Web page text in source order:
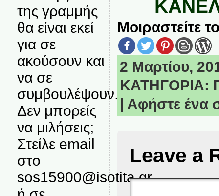
της γραμμής
θα είναι εκεί
για σε
ακούσουν και
να σε
συμβουλέψουν.
Δεν μπορείς
να μιλήσεις;
Στείλε email
στο
sos15900@isotita.gr
Μοιραστείτε
2 Μαρτίου,
ΚΑΤΗΓΟΡΙΑ:
| Αφήστε ένα
Leave a